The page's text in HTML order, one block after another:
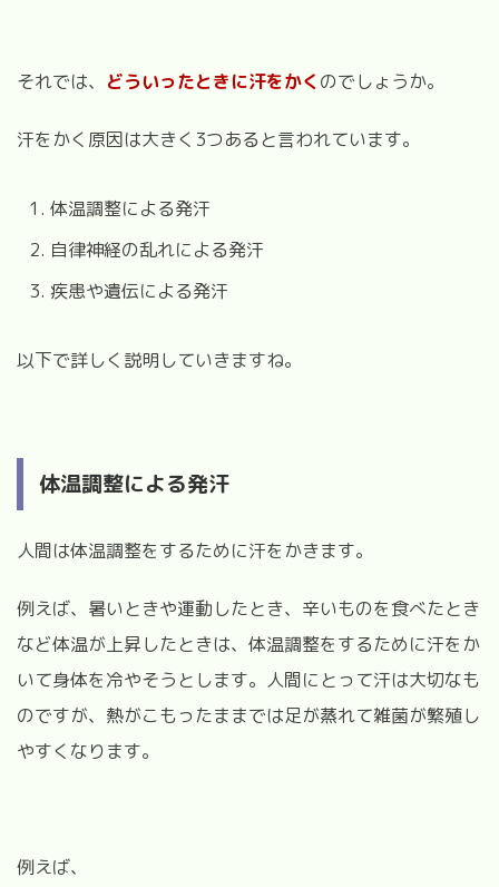
それでは、 どういったときに汗をかくのでしょうか。
汗をかく原因は大きく3つあると言われています。
体温調整による発汗
自律神経の乱れによる発汗
疾患や遺伝による発汗
以下で詳しく説明していきますね。
体温調整による発汗
人間は体温調整をするために汗をかきます。
例えば、暑いときや運動したとき、辛いものを食べたとき
など体温が上昇したときは、体温調整をするために汗をか
いて身体を冷やそうとします。 人間にとって汗は大切なも
のですが、熱がこもったままでは足が蒸れて雑菌が繁殖し
やすくなります。
例えば、